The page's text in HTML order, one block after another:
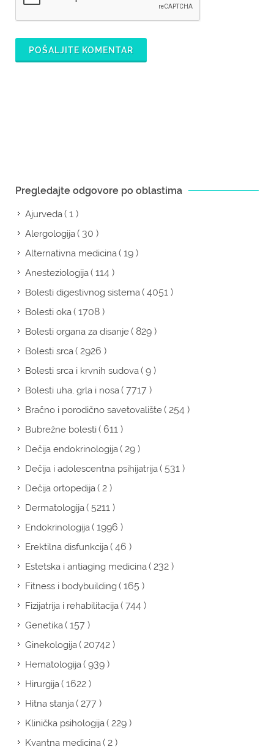
POŠALJITE KOMENTAR
Pregledajte odgovore po oblastima
Ajurveda( 1 )
Alergologija( 30 )
Alternativna medicina( 19 )
Anesteziologija( 114 )
Bolesti digestivnog sistema( 4051 )
Bolesti oka( 1708 )
Bolesti organa za disanje( 829 )
Bolesti srca( 2926 )
Bolesti srca i krvnih sudova( 9 )
Bolesti uha, grla i nosa( 7717 )
Bračno i porodično savetovalište( 254 )
Bubrežne bolesti( 611 )
Dečija endokrinologija( 29 )
Dečija i adolescentna psihijatrija( 531 )
Dečija ortopedija( 2 )
Dermatologija( 5211 )
Endokrinologija( 1996 )
Erektilna disfunkcija( 46 )
Estetska i antiaging medicina( 232 )
Fitness i bodybuilding( 165 )
Fizijatrija i rehabilitacija( 744 )
Genetika( 157 )
Ginekologija( 20742 )
Hematologija( 939 )
Hirurgija( 1622 )
Hitna stanja( 277 )
Klinička psihologija( 229 )
Kvantna medicina( 2 )